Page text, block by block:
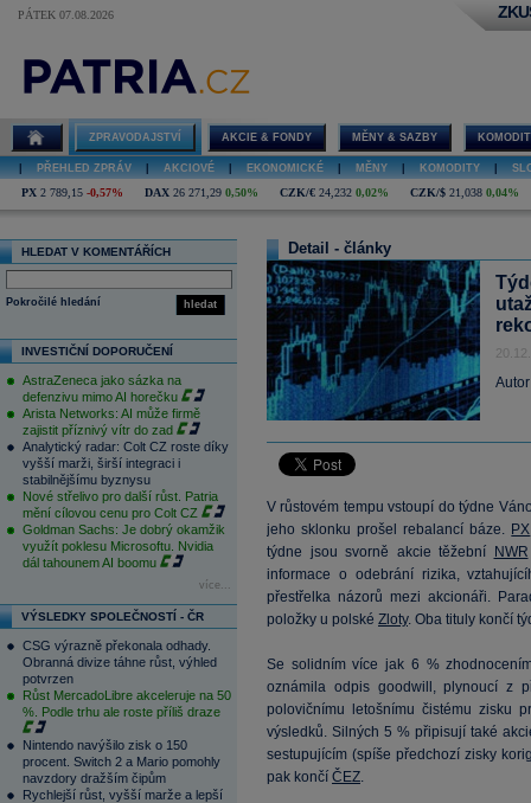
PÁTEK 07.08.2026
ZPRAVODAJSTVÍ AKCIE & FONDY MĚNY & SAZBY
PŘEHLED ZPRÁV AKCIOVÉ EKONOMICKÉ MĚNY KOMODITY
PX 2 789,15 -0,57% DAX 26 271,29 0,50% CZK/€ 24,232 0,02% CZK/$ 21,038 0,04%
HLEDAT V KOMENTÁŘÍCH
hledat
Pokročilé hledání
INVESTIČNÍ DOPORUČENÍ
AstraZeneca jako sázka na
defenzivu mimo AI horečku
Arista Networks: AI může firmě
zajistit příznivý vítr do zad
Analytický radar: Colt CZ roste díky
vyšší marži, širší integraci i
stabilnějšímu byznysu
Nové střelivo pro další růst. Patria
mění cílovou cenu pro Colt CZ
Goldman Sachs: Je dobrý okamžik
využít poklesu Microsoftu. Nvidia
dál tahounem AI boomu
více...
VÝSLEDKY SPOLEČNOSTÍ - ČR
CSG výrazně překonala odhady.
Obranná divize táhne růst, výhled
potvrzen
Růst MercadoLibre akceleruje na 50
%. Podle trhu ale roste příliš draze
Nintendo navýšilo zisk o 150
procent. Switch 2 a Mario pomohly
navzdory dražším čipům
Rychlejší růst, vyšší marže a lepší
Detail - články
V růstovém tempu vstoupí do týdne
jeho sklonku prošel rebalancí báze. PX
týdne jsou svorně akcie těžební
NWR
informace o odebrání rizika,
přestřelka názorů mezi akcionáři.
položky u polské Zloty. Oba tituly končí
Se solidním více jak 6 %
oznámila odpis goodwill, plynoucí z
polovičnímu letošnímu čistému zisku
výsledků. Silných 5 % připisují také
sestupujícím (spíše předchozí zisky
pak končí ČEZ.